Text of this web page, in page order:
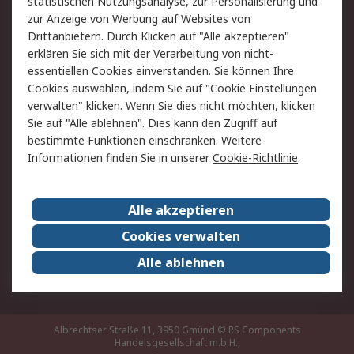
Hilfe
Rechtliches
RS Verkaufs- und
Lieferbedingungen
Datenschutz
Cookie-Richtlinie
Zahlungsbedingungen
Impressum
Webseite Konditionen
RS weltweit
Karriere bei RS
Nachhaltigkeit
Qualität/Zertifikate
Presse-Center
Event-Center
Albrechtser Straße 11, 3950 Gmünd © RS Components
Handelsgesellschaft m.b.H.,
zur Anzeige von Werbung auf Websites von
Drittanbietern. Durch Klicken auf "Alle akzeptieren"
erklären Sie sich mit der Verarbeitung von nicht-
essentiellen Cookies einverstanden. Sie können Ihre
Cookies auswählen, indem Sie auf "Cookie Einstellungen
verwalten" klicken. Wenn Sie dies nicht möchten, klicken
Sie auf "Alle ablehnen". Dies kann den Zugriff auf
bestimmte Funktionen einschränken. Weitere
Informationen finden Sie in unsererCookie-Richtlinie.
Alle akzeptieren
Cookies verwalten
Alle ablehnen